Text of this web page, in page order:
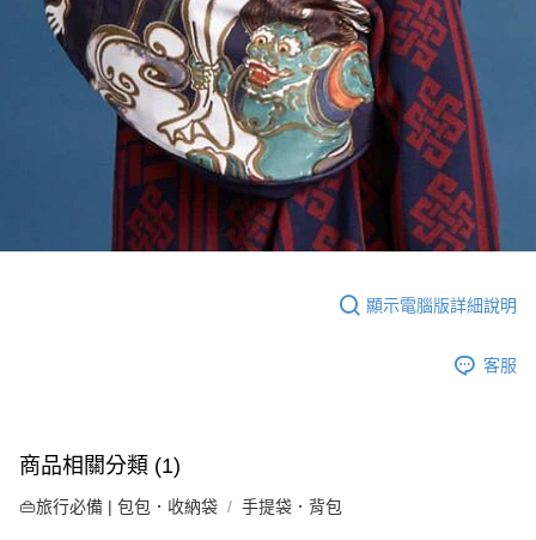
顯示電腦版詳細說明
客服
商品相關分類 (1)
👜旅行必備 | 包包．收納袋 手提袋．背包